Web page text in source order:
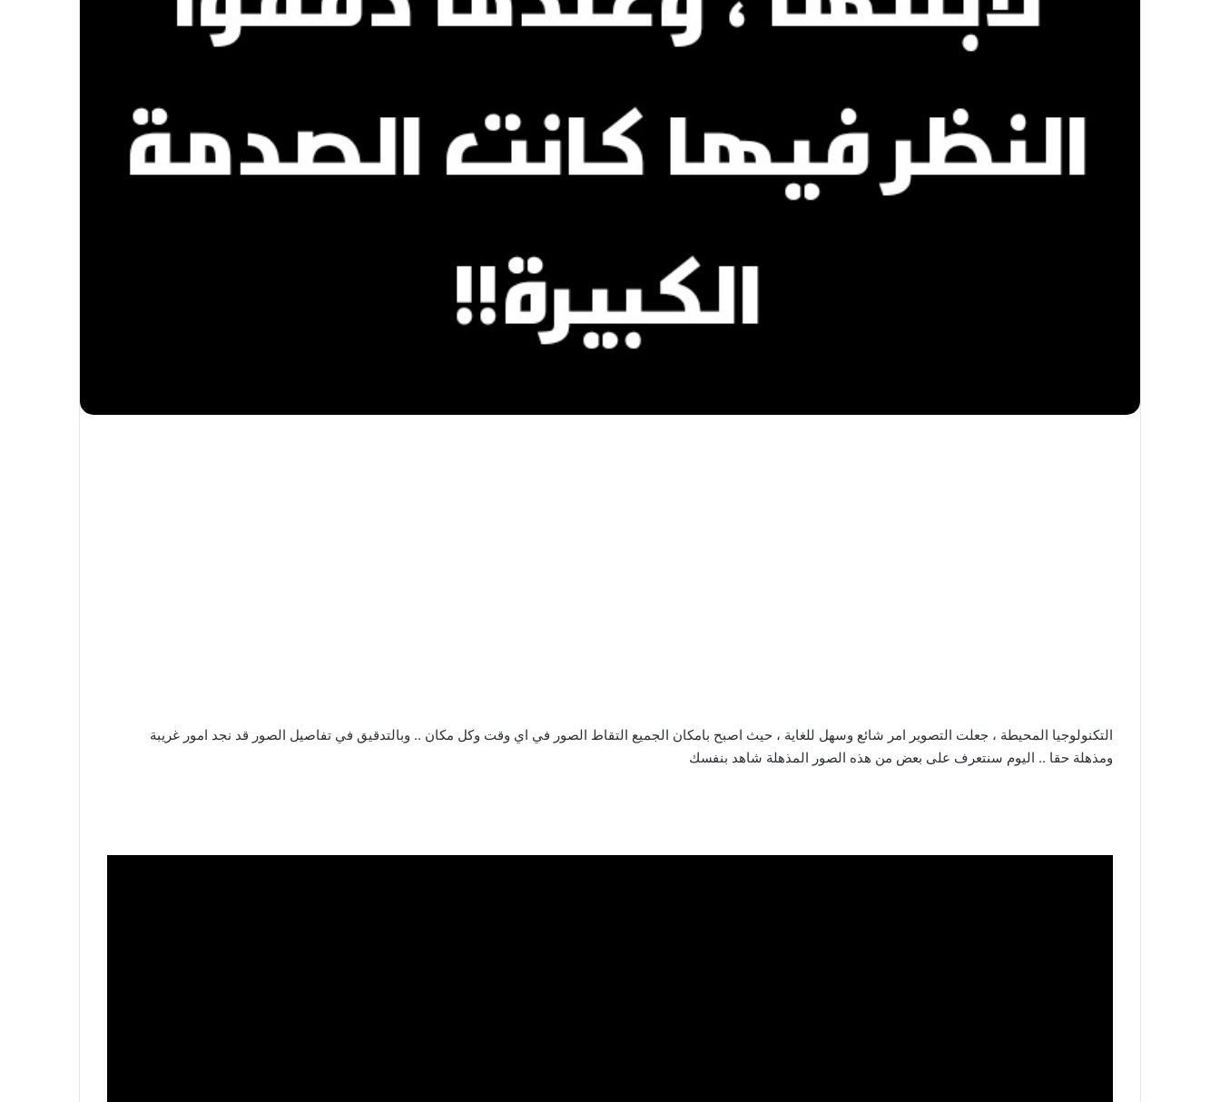
التكنولوجيا المحيطة ، جعلت التصوير امر شائع وسهل للغاية ، حيث اصبح بامكان الجميع التقاط الصور في اي وقت وكل مكان .. وبالتدقيق في تفاصيل الصور قد نجد امور غريبة
ومذهلة حقا .. اليوم سنتعرف على بعض من هذه الصور المذهلة شاهد بنفسك